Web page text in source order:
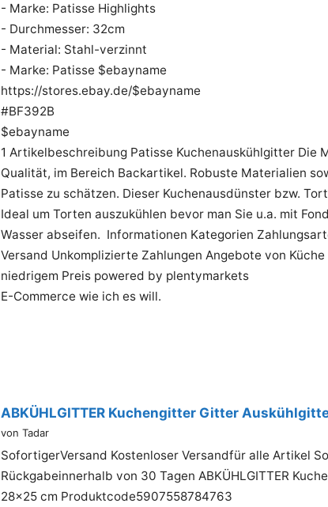
- Marke: Patisse Highlights
- Durchmesser: 32cm
- Material: Stahl-verzinnt
- Marke: Patisse $ebayname
https://stores.ebay.de/$ebayname
#BF392B
$ebayname
1 Artikelbeschreibung Patisse Kuchenauskühlgitter Die
Qualität, im Bereich Backartikel. Robuste Materialien
Patisse zu schätzen. Dieser Kuchenausdünster bzw.
Ideal um Torten auszukühlen bevor man Sie u.a. mit
Wasser abseifen. Informationen Kategorien
Versand Unkomplizierte Zahlungen Angebote von
niedrigem Preis powered by plentymarkets
E-Commerce wie ich es will.
ABKÜHLGITTER Kuchengitter Gitter
von Tadar
SofortigerVersand Kostenloser Versandfür alle Artikel
Rückgabeinnerhalb von 30 Tagen ABKÜHLGITTER
28x25 cm Produktcode5907558784763